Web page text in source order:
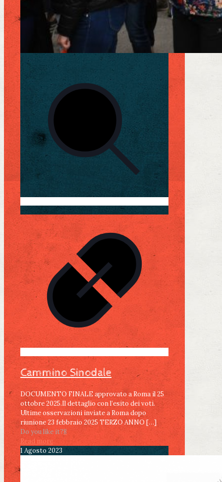
Cammino Sinodale
DOCUMENTO FINALE approvato a Roma il 25
ottobre 2025.Il dettaglio con l’esito dei voti.
Ultime osservazioni inviate a Roma dopo
riunione 23 febbraio 2025 TERZO ANNO […]
Do you like it?8
Read more
1 Agosto 2023